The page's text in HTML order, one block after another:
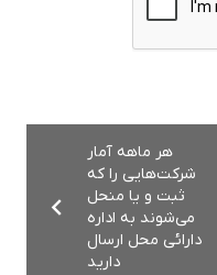
هر ماهه آمار
شركت‌هایی را كه
ثبت و یا منحل
می‌شوند به اداره
دارائی محل ارسال
دارید